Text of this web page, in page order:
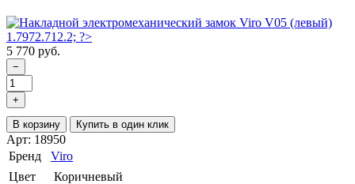
5 770 руб.
−
+
В корзину Купить в один клик
Арт: 18950
Бренд
Viro
Цвет
Коричневый